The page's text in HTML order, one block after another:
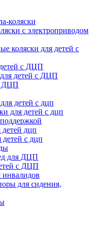
коляски
с электроприводом
коляски для детей с
с ДЦП
детей с ДЦП
ДЦП
детей с дцп
для детей с дцп
детей дцп
с дцп
для ДЦП
с ДЦП
инвалидов
для сидения,